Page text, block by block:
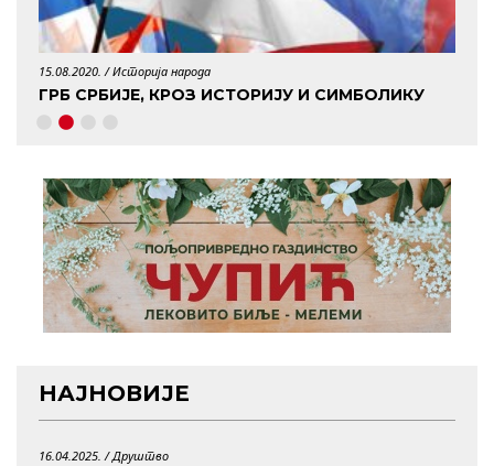
15.08.2020. /Историја народа
ГРБ СРБИЈЕ, КРОЗ ИСТОРИЈУ И СИМБОЛИКУ
НАЈНОВИЈЕ
16.04.2025. /Друштво